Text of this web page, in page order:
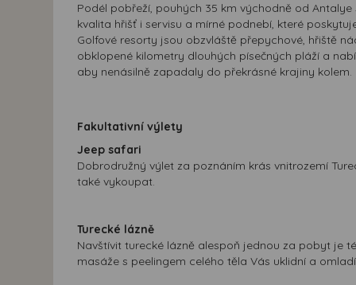
Podél pobřeží, pouhých 35 km východně od
kvalita hřišť i servisu a mírné podnebí, které
Golfové resorty jsou obzvláště přepychové, hřiště
obklopené kilometry dlouhých písečných pláží a
aby nenásilně zapadaly do překrásné krajiny
Fakultativní výlety
Jeep safari
Dobrodružný výlet za poznáním krás vnitrozemí
také vykoupat.
Turecké lázně
Navštívit turecké lázně alespoň jednou za pobyt je
masáže s peelingem celého těla Vás uklidní a